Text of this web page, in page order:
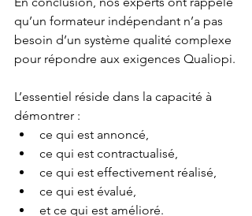
qu’un formateur indépendant n’a pas
besoin d’un système qualité complexe
pour répondre aux exigences Qualiopi.
L’essentiel réside dans la capacité à
démontrer :
ce qui est annoncé,
ce qui est contractualisé,
ce qui est effectivement réalisé,
ce qui est évalué,
et ce qui est amélioré.